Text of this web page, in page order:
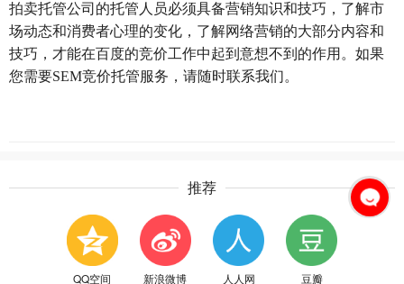
拍卖托管公司的托管人员必须具备营销知识和技巧，了解市
场动态和消费者心理的变化，了解网络营销的大部分内容和
技巧，才能在百度的竞价工作中起到意想不到的作用。如果
您需要SEM竞价托管服务，请随时联系我们。
推荐
QQ空间 新浪微博 人人网 豆瓣